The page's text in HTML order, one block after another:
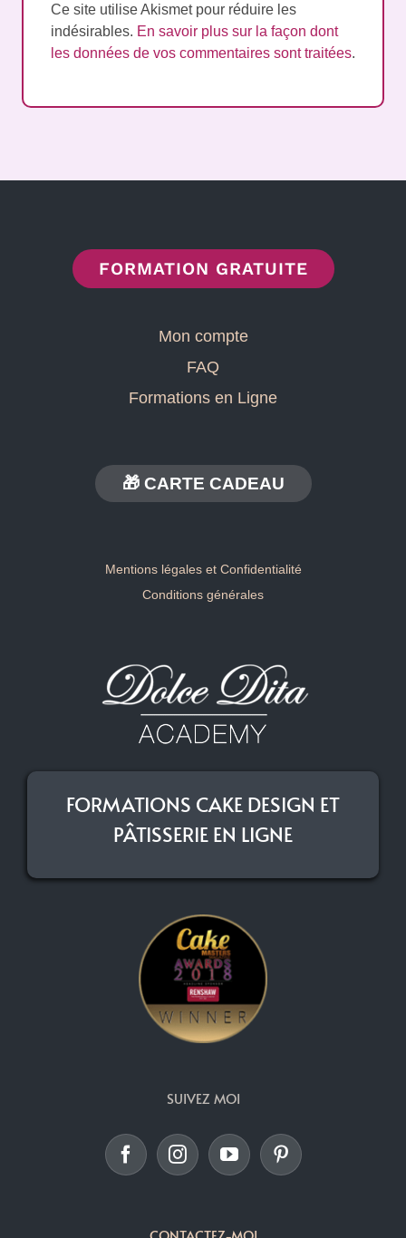
Ce site utilise Akismet pour réduire les
indésirables. En savoir plus sur la façon dont
les données de vos commentaires sont traitées.
FORMATION GRATUITE
Mon compte
FAQ
Formations en Ligne
🎁 CARTE CADEAU
Mentions légales et Confidentialité
Conditions générales
FORMATIONS CAKE DESIGN ET
PÂTISSERIE EN LIGNE
SUIVEZ MOI